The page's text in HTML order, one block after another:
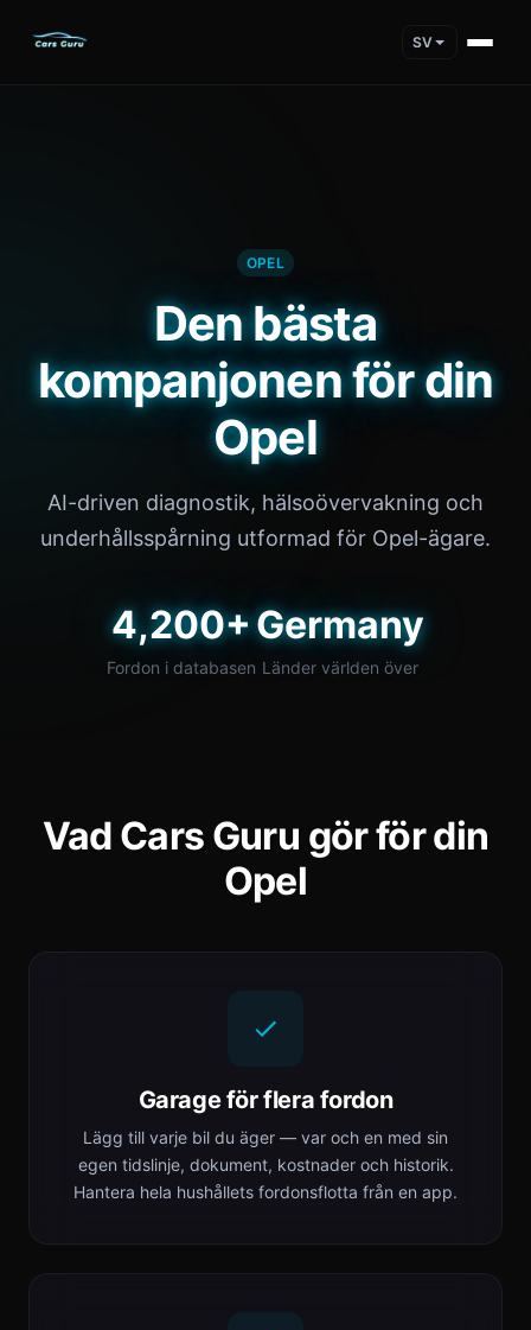
SV
OPEL
Den bästa
kompanjonen för din
Opel
AI-driven diagnostik, hälsoövervakning och
underhållsspårning utformad för Opel-ägare.
4,200+
Fordon i databasen
Germany
Länder världen över
Vad Cars Guru gör för din
Opel
Garage för flera fordon
Lägg till varje bil du äger — var och en med sin
egen tidslinje, dokument, kostnader och historik.
Hantera hela hushållets fordonsflotta från en app.